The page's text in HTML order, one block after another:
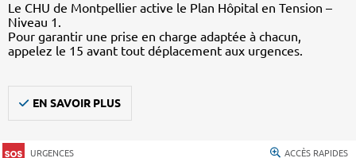
Le CHU de Montpellier active le Plan Hôpital en Tension –
Niveau 1.
Pour garantir une prise en charge adaptée à chacun,
appelez le 15 avant tout déplacement aux urgences.
EN SAVOIR PLUS
URGENCES ACCÈS RAPIDES